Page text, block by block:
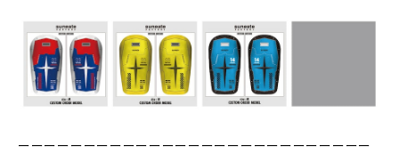
ーーーーーーーーーーーーーーーーーーーーーーーーーーー